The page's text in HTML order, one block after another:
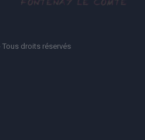
Tous droits réservés